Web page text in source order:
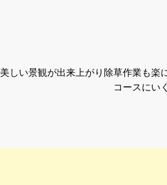
美しい景観が出来上がり除草作業も楽
コースにい